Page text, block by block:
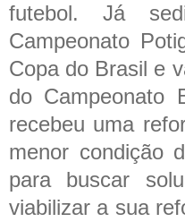
futebol. Já
Campeonato
Copa do Brasil e
do Campeonato
recebeu uma
menor condição
para buscar
viabilizar a sua